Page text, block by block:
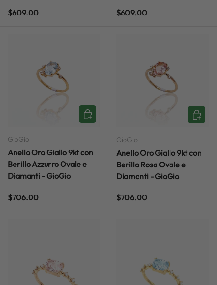
Regular price
$609.00 Regular price
$609.00
GioGio
Anello Oro Giallo 9kt con
Berillo Azzurro Ovale e
Diamanti - GioGio
Regular price
$706.00
ADD TO CART
GioGio
Anello Oro Giallo 9kt con
Berillo Rosa Ovale e
Diamanti - GioGio
Regular price
$706.00
ADD